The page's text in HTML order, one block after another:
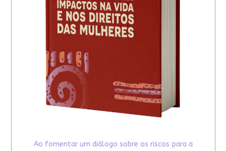
Ao fomentar um diálogo sobre os riscos para a